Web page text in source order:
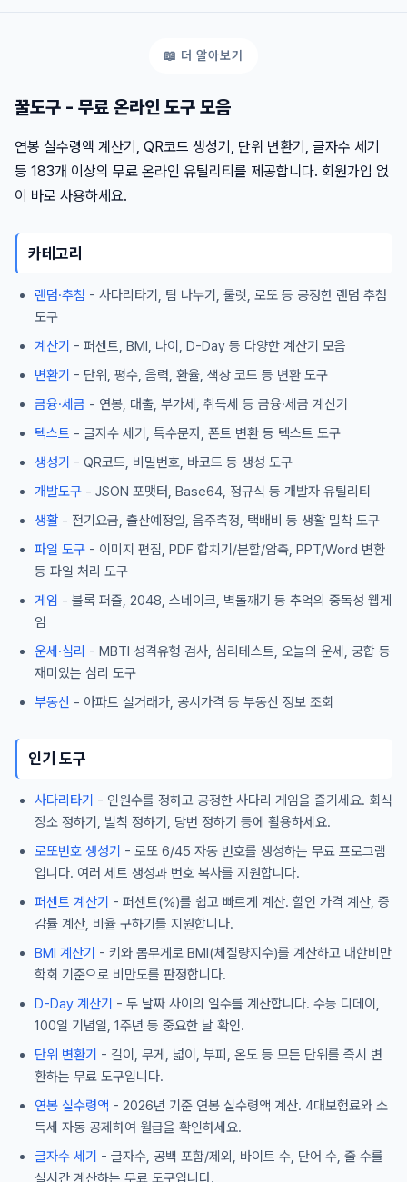
꿀도구 - 무료 온라인 도구 모음
연봉 실수령액 계산기, QR코드 생성기, 단위 변환기, 글자수 세기
등 183개 이상의 무료 온라인 유틸리티를 제공합니다. 회원가입 없
이 바로 사용하세요.
카테고리
랜덤·추첨 - 사다리타기, 팀 나누기, 룰렛, 로또 등 공정한 랜덤 추첨
도구
계산기 - 퍼센트, BMI, 나이, D-Day 등 다양한 계산기 모음
변환기 - 단위, 평수, 음력, 환율, 색상 코드 등 변환 도구
금융·세금 - 연봉, 대출, 부가세, 취득세 등 금융·세금 계산기
텍스트 - 글자수 세기, 특수문자, 폰트 변환 등 텍스트 도구
생성기 - QR코드, 비밀번호, 바코드 등 생성 도구
개발도구 - JSON 포맷터, Base64, 정규식 등 개발자 유틸리티
생활 - 전기요금, 출산예정일, 음주측정, 택배비 등 생활 밀착 도구
파일 도구 - 이미지 편집, PDF 합치기/분할/압축, PPT/Word 변환
등 파일 처리 도구
게임 - 블록 퍼즐, 2048, 스네이크, 벽돌깨기 등 추억의 중독성 웹게
임
운세·심리 - MBTI 성격유형 검사, 심리테스트, 오늘의 운세, 궁합 등
재미있는 심리 도구
부동산 - 아파트 실거래가, 공시가격 등 부동산 정보 조회
인기 도구
사다리타기 - 인원수를 정하고 공정한 사다리 게임을 즐기세요. 회식
장소 정하기, 벌칙 정하기, 당번 정하기 등에 활용하세요.
로또번호 생성기 - 로또 6/45 자동 번호를 생성하는 무료 프로그램
입니다. 여러 세트 생성과 번호 복사를 지원합니다.
퍼센트 계산기 - 퍼센트(%)를 쉽고 빠르게 계산. 할인 가격 계산, 증
감률 계산, 비율 구하기를 지원합니다.
BMI 계산기 - 키와 몸무게로 BMI(체질량지수)를 계산하고 대한비만
학회 기준으로 비만도를 판정합니다.
D-Day 계산기 - 두 날짜 사이의 일수를 계산합니다. 수능 디데이,
100일 기념일, 1주년 등 중요한 날 확인.
단위 변환기 - 길이, 무게, 넓이, 부피, 온도 등 모든 단위를 즉시 변
환하는 무료 도구입니다.
연봉 실수령액 - 2026년 기준 연봉 실수령액 계산. 4대보험료와 소
득세 자동 공제하여 월급을 확인하세요.
글자수 세기 - 글자수, 공백 포함/제외, 바이트 수, 단어 수, 줄 수를
실시간 계산하는 무료 도구입니다.